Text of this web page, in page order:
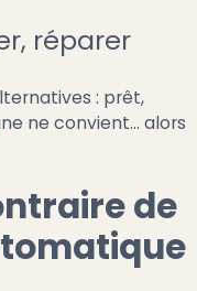
réparer
: prêt,
ne convient… alors
de